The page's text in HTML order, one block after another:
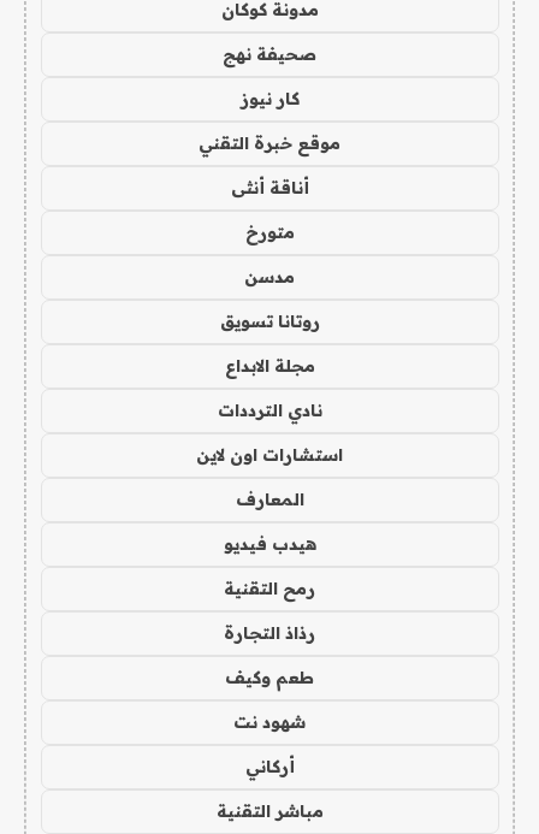
مدونة كوكان
صحيفة نهج
كار نيوز
موقع خبرة التقني
أناقة أنثى
متورخ
مدسن
روتانا تسويق
مجلة الابداع
نادي الترددات
استشارات اون لاين
المعارف
هيدب فيديو
رمح التقنية
رذاذ التجارة
طعم وكيف
شهود نت
أركاني
مباشر التقنية